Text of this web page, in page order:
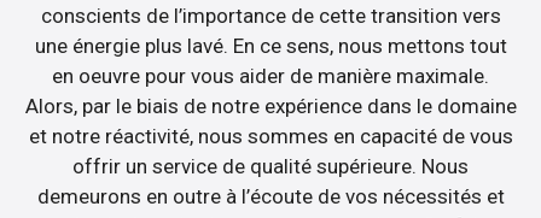
conscients de l’importance de cette transition vers
une énergie plus lavé. En ce sens, nous mettons tout
en oeuvre pour vous aider de manière maximale.
Alors, par le biais de notre expérience dans le domaine
et notre réactivité, nous sommes en capacité de vous
offrir un service de qualité supérieure. Nous
demeurons en outre à l’écoute de vos nécessités et